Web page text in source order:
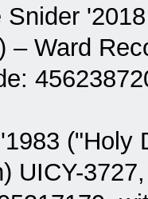
Snider
– Ward
("Holy
UICY-